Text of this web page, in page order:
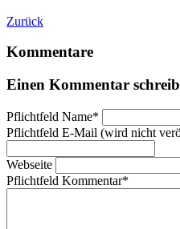
Zurück
Kommentare
Einen Kommentar
Pflichtfeld Name*
Pflichtfeld E-Mail (wird nicht
Webseite
Pflichtfeld Kommentar*